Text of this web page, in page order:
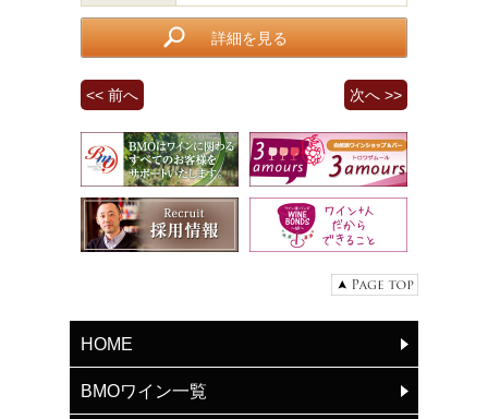
詳細を見る
<< 前へ 次へ >>
HOME
BMOワイン一覧